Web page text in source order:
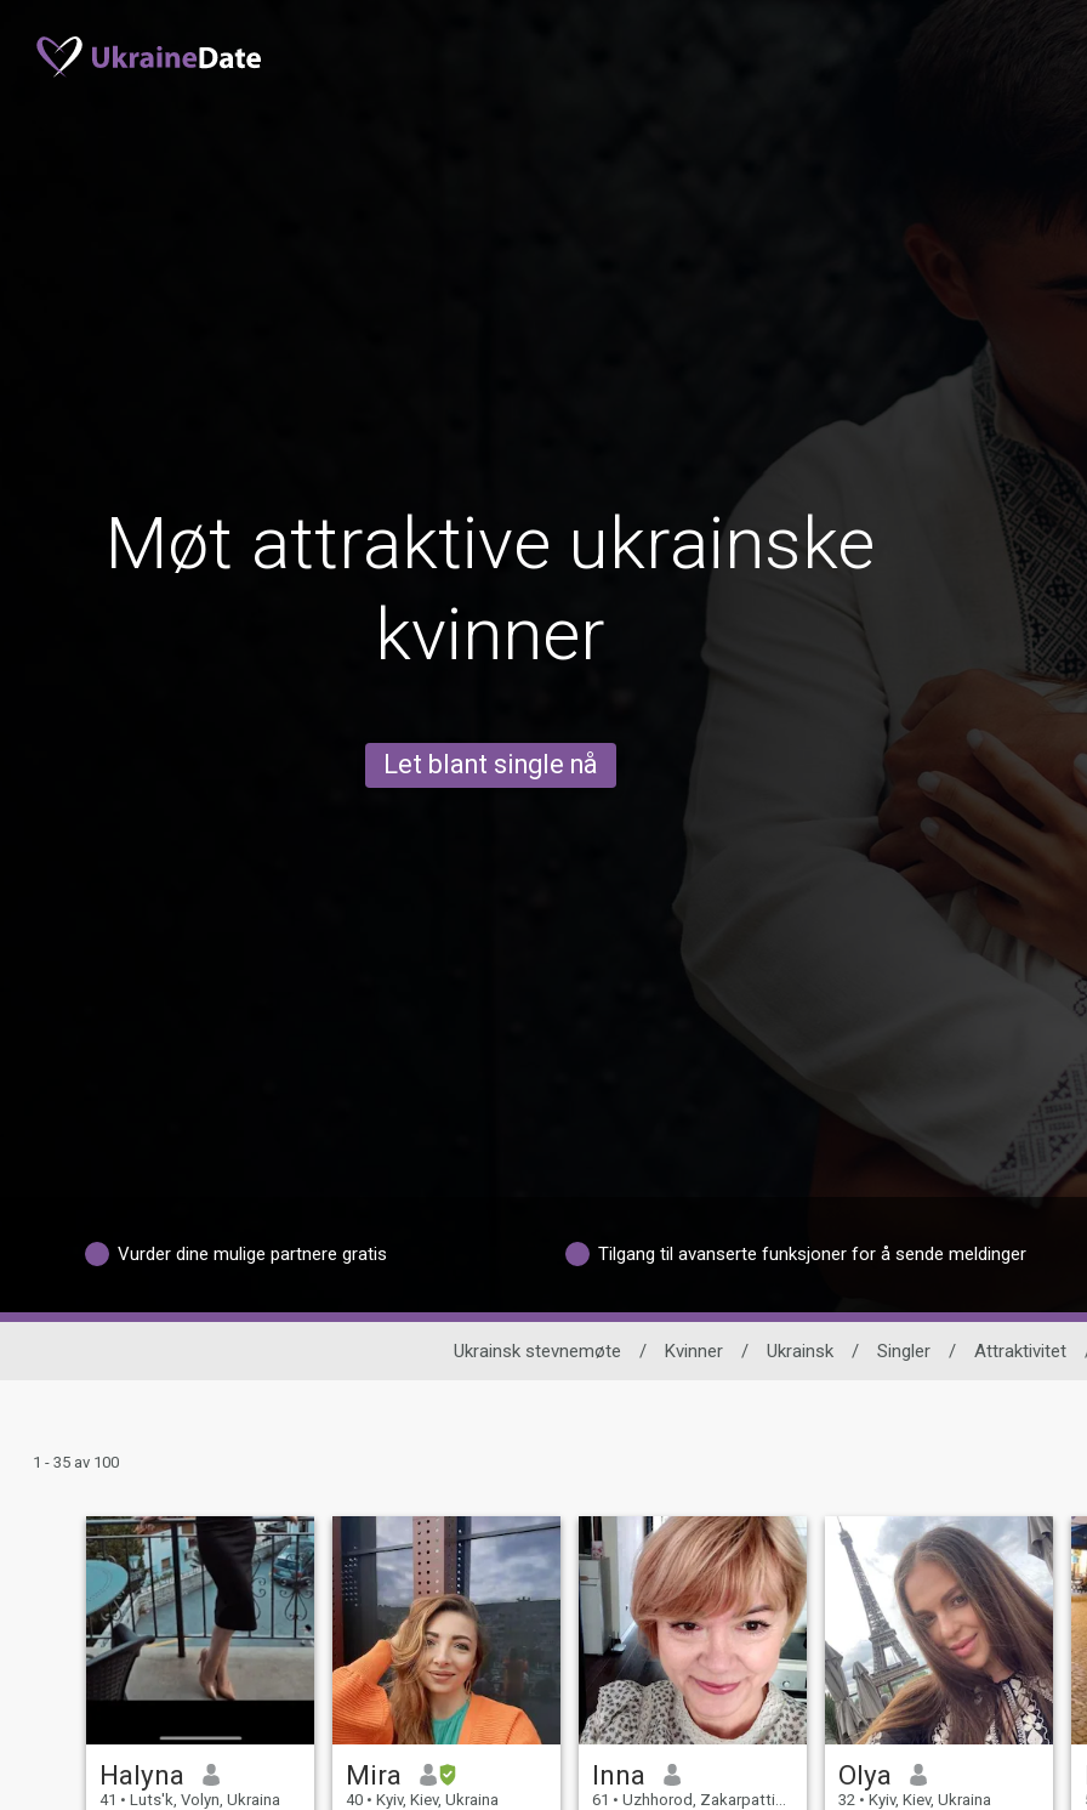
Møt attraktive ukrainske
kvinner
Let blant single nå
Vurder dine mulige partnere gratis Tilgang til avanserte funksjoner for å sende meldinger
Ukrainsk stevnemøte / Kvinner / Ukrainsk / Singler / Attraktivitet
1 - 35 av 100
Halyna
41 • Luts'k, Volyn, Ukraina
Mira
40 • Kyiv, Kiev, Ukraina
Inna
61 • Uzhhorod, Zakarpattia, Ukraina
Olya
32 • Kyiv, Kiev, Ukraina